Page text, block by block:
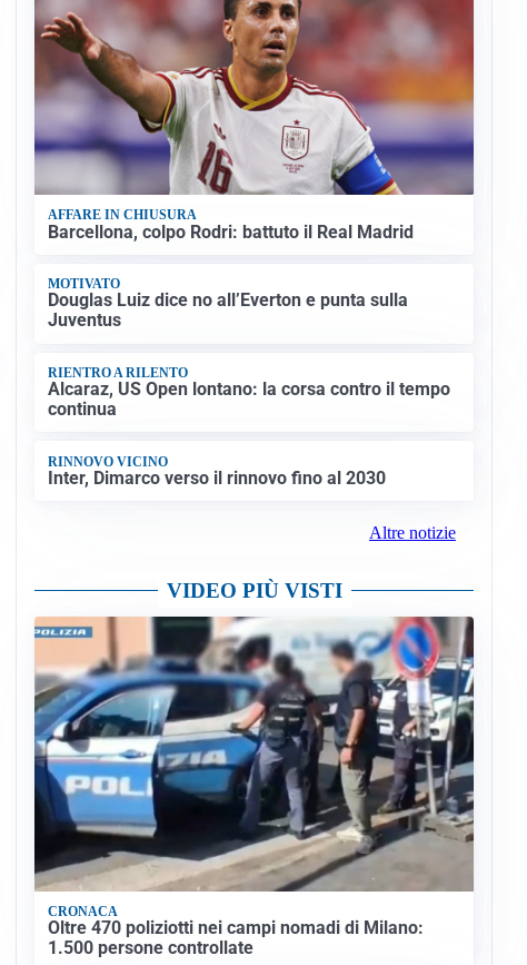
AFFARE IN CHIUSURA
Barcellona, colpo Rodri: battuto il Real Madrid
MOTIVATO
Douglas Luiz dice no all’Everton e punta sulla
Juventus
RIENTRO A RILENTO
Alcaraz, US Open lontano: la corsa contro il tempo
continua
RINNOVO VICINO
Inter, Dimarco verso il rinnovo fino al 2030
Altre notizie
VIDEO PIÙ VISTI
CRONACA
Oltre 470 poliziotti nei campi nomadi di Milano:
1.500 persone controllate